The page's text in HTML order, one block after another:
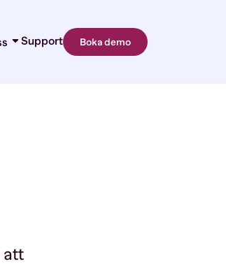
Support Boka demo
att